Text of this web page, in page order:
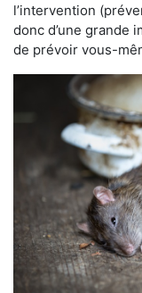
l’intervention
donc d’une grande
de prévoir vous-